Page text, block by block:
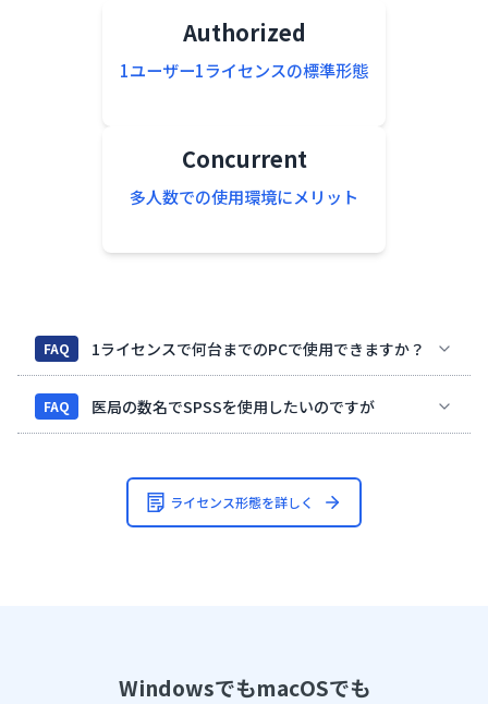
Authorized
1ユーザー1ライセンスの標準形態
Concurrent
多人数での使用環境にメリット
FAQ 1ライセンスで何台までのPCで使用できますか？
FAQ 医局の数名でSPSSを使用したいのですが
ライセンス形態を詳しく
WindowsでもmacOSでも